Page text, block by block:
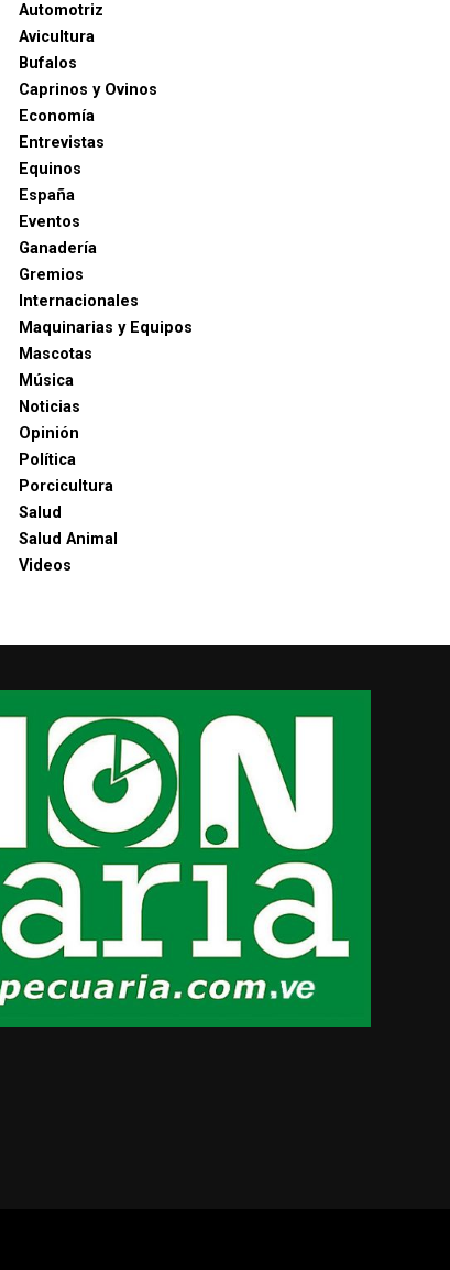
Automotriz
Avicultura
Bufalos
Caprinos y Ovinos
Economía
Entrevistas
Equinos
España
Eventos
Ganadería
Gremios
Internacionales
Maquinarias y Equipos
Mascotas
Música
Noticias
Opinión
Política
Porcicultura
Salud
Salud Animal
Videos